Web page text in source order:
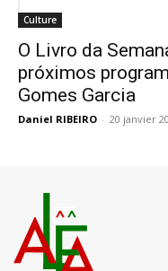
Culture
O Livro da
próximos
Gomes Garcia
Daniel RIBEIRO - 20 janvier